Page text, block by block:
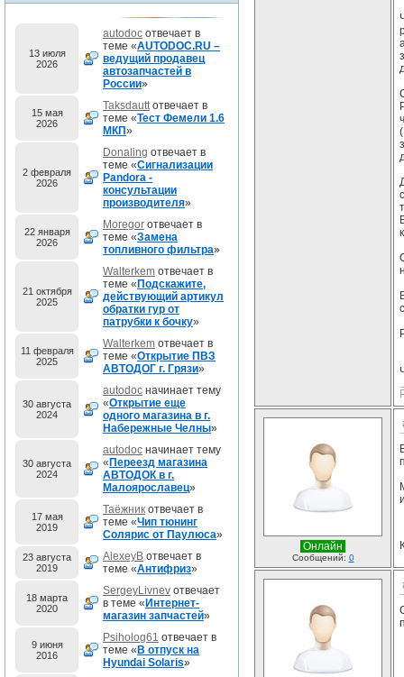
13 июля
2026
autodoc отвечает в
теме «AUTODOC.RU –
ведущий продавец
автозапчастей в
России»
15 мая
2026
Taksdauttотвечает в
теме «Тест Фемели 1.6
МКП»
2 февраля
2026
Donaling отвечает в
теме «Сигнализации
Pandora -
консультации
производителя»
22 января
2026
Moregor отвечает в
теме «Замена
топливного фильтра»
21 октября
2025
Walterkem отвечает в
теме « Подскажите,
действующий артикул
обратки гур от
патрубки к бочку»
11 февраля
2025
Walterkem отвечает в
теме «Открытие ПВЗ
АВТОДОГ г. Грязи»
30 августа
2024
autodoc начинает тему
«Открытие еще
одного магазина в г.
Набережные Челны»
30 августа
2024
autodoc начинает тему
« Переезд магазина
АВТОДОК в г.
Малоярославец»
17 мая
2019
Таёжник отвечает в
теме «Чип тюнинг
Солярис от Паулюса»
23 августа
2019
AlexeyB отвечает в
теме «Антифриз»
18 марта
2020
SergeyLivnev отвечает
в теме « Интернет-
магазин запчастей»
9 июня
2016
Psiholog61 отвечает в
теме « В отпуск на
Hyundai Solaris»
Онлайн
Сообщений: 0